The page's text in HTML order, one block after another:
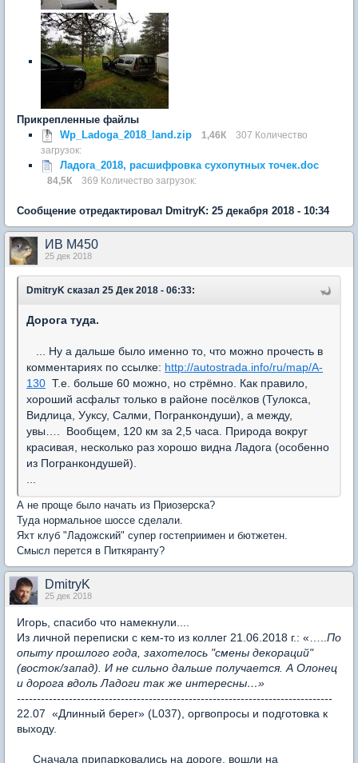
Прикрепленные файлы
Wp_Ladoga_2018_land.zip
1,46К
307 Количество
загрузок:
Ладога_2018, расшифровка сухопутных точек.doc
84,5К 369 Количество загрузок:
Сообщение отредактировал DmitryK: 25 декабря 2018 - 10:34
ИВ М450
25 дек 2018
DmitryK сказал 25 Дек 2018 - 06:33:
Дорога туда.
... Ну а дальше было именно то, что можно прочесть в
комментариях по ссылке: http://autostrada.info/ru/map/A-
130 Т.е. больше 60 можно, но стрёмно. Как правило,
хороший асфальт только в районе посёлков (Тулокса,
Видлица, Ууксу, Салми, Погранкондуши), а между,
увы…. Вообщем, 120 км за 2,5 часа. Природа вокруг
красивая, несколько раз хорошо видна Ладога (особенно
из Погранкондушей).
А не проще было начать из Приозерска?
Туда нормальное шоссе сделали.
Яхт клуб "Ладожский" супер гостеприимен и бютжетен.
Смысл перется в Питкяранту?
DmitryK
25 дек 2018
Игорь, спасибо что намекнули....
Из личной переписки с кем-то из коллег 21.06.2018 г.: «….. По
опыту прошлого года, захотелось "смены декораций"
(восток/запад). И не сильно дальше получается. А Олонец
и дорога вдоль Ладоги так же интересны…»
-------------------------------------------------------------------------------
22.07 «Длинный берег» (L037), оргвопросы и подготовка к
выходу.
Сначала припарковались на дороге, вошли на